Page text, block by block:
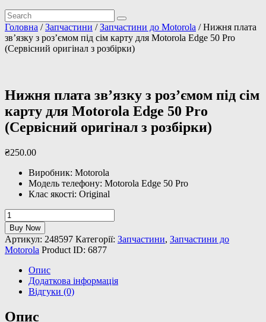
Головна /Запчастини /Запчастини до Motorola / Нижня плата
звʼязку з розʼємом під сім карту для Motorola Edge 50 Pro
(Сервісний оригінал з розбірки)
Нижня плата звʼязку з розʼємом під сім
карту для Motorola Edge 50 Pro
(Сервісний оригінал з розбірки)
₴250.00
Виробник: Motorola
Модель телефону: Motorola Edge 50 Pro
Клас якості: Original
Нижня
плата
звʼязку
з
розʼємом
карту
Motorola
Buy Now
Артикул: 248597 Категорії: Запчастини, Запчастини до
Motorola Product ID: 6877
Опис
Додаткова інформація
Відгуки (0)
Опис